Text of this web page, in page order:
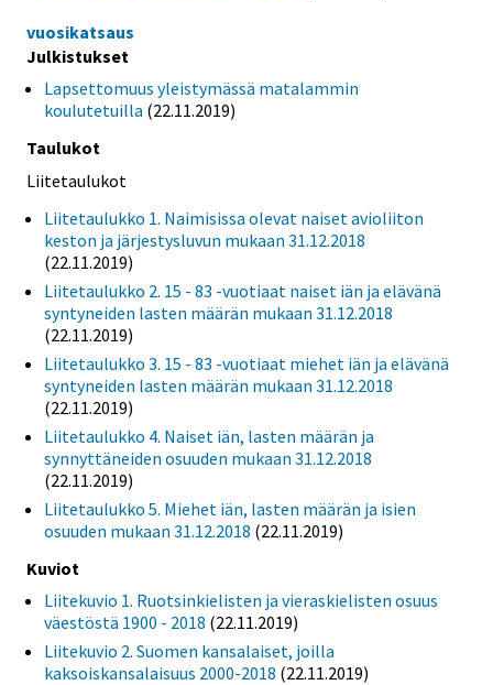
vuosikatsaus
Julkistukset
Lapsettomuus yleistymässä matalammin
koulutetuilla (22.11.2019)
Taulukot
Liitetaulukot
Liitetaulukko 1. Naimisissa olevat naiset avioliiton
keston ja järjestysluvun mukaan 31.12.2018
(22.11.2019)
Liitetaulukko 2. 15 - 83 -vuotiaat naiset iän ja elävänä
syntyneiden lasten määrän mukaan 31.12.2018
(22.11.2019)
Liitetaulukko 3. 15 - 83 -vuotiaat miehet iän ja elävänä
syntyneiden lasten määrän mukaan 31.12.2018
(22.11.2019)
Liitetaulukko 4. Naiset iän, lasten määrän ja
synnyttäneiden osuuden mukaan 31.12.2018
(22.11.2019)
Liitetaulukko 5. Miehet iän, lasten määrän ja isien
osuuden mukaan 31.12.2018 (22.11.2019)
Kuviot
Liitekuvio 1. Ruotsinkielisten ja vieraskielisten osuus
väestöstä 1900 - 2018 (22.11.2019)
Liitekuvio 2. Suomen kansalaiset, joilla
kaksoiskansalaisuus 2000-2018 (22.11.2019)